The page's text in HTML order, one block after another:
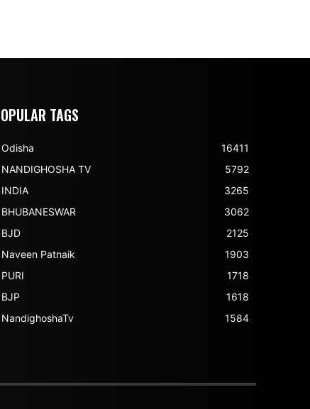
TAGS
Odisha
16411
NANDIGHOSHA TV
5792
INDIA
3265
BHUBANESWAR
3062
BJD
2125
Naveen Patnaik
1903
PURI
1718
BJP
1618
NandighoshaTv
1584